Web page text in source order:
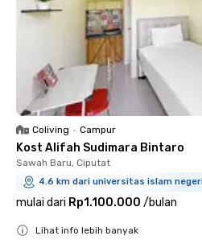
Coliving • Campur
Kost Alifah Sudimara Bintaro
Sawah Baru, Ciputat
4.6 km dari universitas islam
mulai dari Rp1.100.000 /bulan
Lihat info lebih banyak